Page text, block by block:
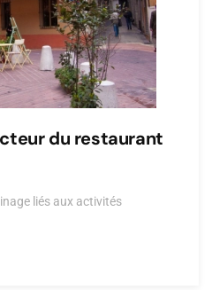
du restaurant
liés aux activités